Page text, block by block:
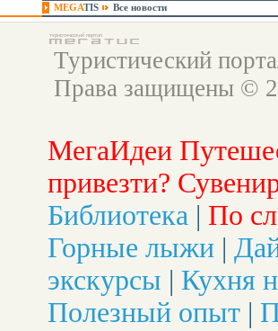
MEGATIS Все новости
Туристический
Права защищены ©
МегаИдеи
привезти?
Библиотека | По
Горные лыжи |
экскурсы | Кухня
Полезный опыт |